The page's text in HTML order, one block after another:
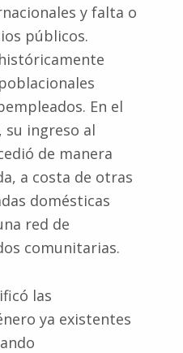
y falta o
públicos.
En el
su ingreso al
de manera
a costa de otras
domésticas
red de
comunitarias.
las
ya existentes